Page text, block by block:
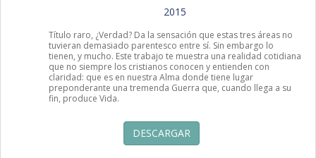
2015
Título raro, ¿Verdad? Da la sensación que estas tres áreas no
tuvieran demasiado parentesco entre sí. Sin embargo lo
tienen, y mucho. Este trabajo te muestra una realidad cotidiana
que no siempre los cristianos conocen y entienden con
claridad: que es en nuestra Alma donde tiene lugar
preponderante una tremenda Guerra que, cuando llega a su
fin, produce Vida.
DESCARGAR